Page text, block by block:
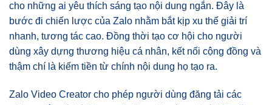
cho những ai yêu thích sáng tạo nội dung ngắn. Đây là
bước đi chiến lược của Zalo nhằm bắt kịp xu thế giải trí
nhanh, tương tác cao. Đồng thời tạo cơ hội cho người
dùng xây dựng thương hiệu cá nhân, kết nối cộng đồng và
thậm chí là kiếm tiền từ chính nội dung họ tạo ra.
Zalo Video Creator cho phép người dùng đăng tải các